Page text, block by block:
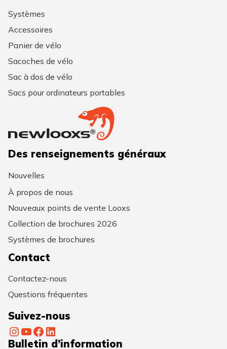
Systèmes
Accessoires
Panier de vélo
Sacoches de vélo
Sac à dos de vélo
Sacs pour ordinateurs portables
Des renseignements généraux
Nouvelles
À propos de nous
Nouveaux points de vente Looxs
Collection de brochures 2026
Systèmes de brochures
Contact
Contactez-nous
Questions fréquentes
Suivez-nous
InstagramYouTube Facebook LinkedIn
Bulletin d’information